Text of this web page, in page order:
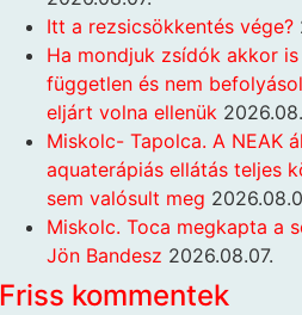
Itt a rezsicsökkentés vége?
Ha mondjuk zsídók akkor
független és nem
eljárt volna ellenük
Miskolc- Tapolca. A NEAK
aquaterápiás ellátás teljes
sem valósult meg
Miskolc. Toca megkapta a
Jön Bandesz 2026.08.07.
Friss kommentek